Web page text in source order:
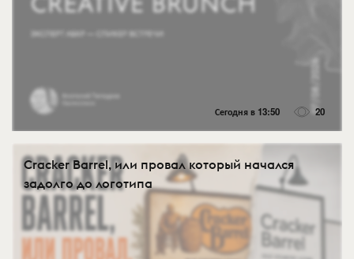
Сегодня в 13:50 20
Cracker Barrel, или провал который начался
задолго до логотипа